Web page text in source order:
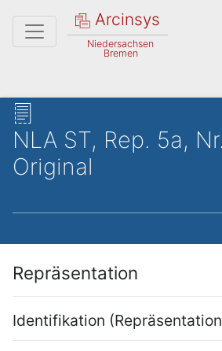
Arcinsys
Niedersachsen
Bremen
NLA ST, Rep. 5a,
Original
Repräsentation
Identifikation